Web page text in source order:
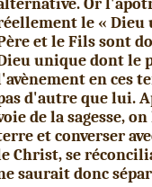
Or
le « Dieu
et le Fils sont
unique dont le
en ces
d'autre que lui.
de la sagesse,
et converser
Christ, se
saurait donc